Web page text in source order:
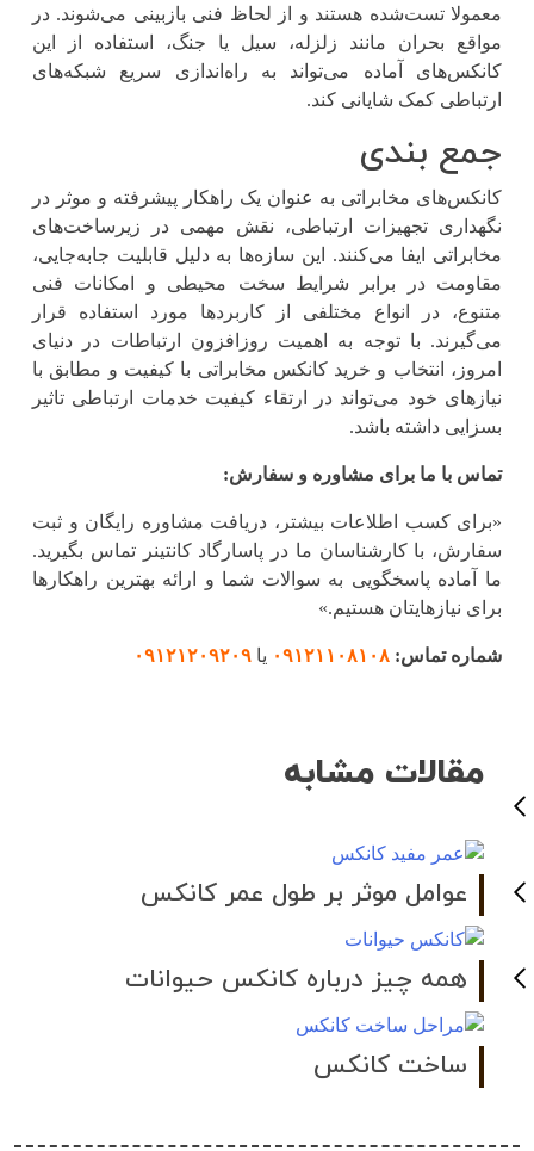
معمولا تست‌شده هستند و از لحاظ فنی بازبینی می‌شوند. در
مواقع بحران مانند زلزله، سیل یا جنگ، استفاده از این
کانکس‌های آماده می‌تواند به راه‌اندازی سریع شبکه‌های
ارتباطی کمک شایانی کند.
جمع بندی
کانکس‌های مخابراتی به ‌عنوان یک راهکار پیشرفته و موثر در
نگهداری تجهیزات ارتباطی، نقش مهمی در زیرساخت‌های
مخابراتی ایفا می‌کنند. این سازه‌ها به ‌دلیل قابلیت جابه‌جایی،
مقاومت در برابر شرایط سخت محیطی و امکانات فنی
متنوع، در انواع مختلفی از کاربردها مورد استفاده قرار
می‌گیرند. با توجه به اهمیت روزافزون ارتباطات در دنیای
امروز، انتخاب و خرید کانکس مخابراتی با کیفیت و مطابق با
نیازهای خود می‌تواند در ارتقاء کیفیت خدمات ارتباطی تاثیر
بسزایی داشته باشد.
تماس با ما برای مشاوره و سفارش:
«برای کسب اطلاعات بیشتر، دریافت مشاوره رایگان و ثبت
سفارش، با کارشناسان ما در پاسارگاد کانتینر تماس بگیرید.
ما آماده پاسخگویی به سوالات شما و ارائه بهترین راهکارها
برای نیازهایتان هستیم.»
شماره تماس: ۰۹۱۲۱۱۰۸۱۰۸ یا ۰۹۱۲۱۲۰۹۲۰۹
مقالات مشابه
عوامل موثر بر طول عمر کانکس
همه چیز درباره کانکس حیوانات
ساخت کانکس